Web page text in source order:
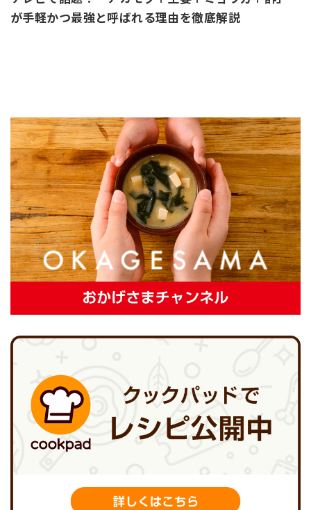
が手軽かつ最強と呼ばれる理由を徹底解説